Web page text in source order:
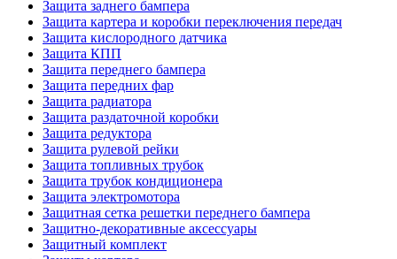
Защита заднего бампера
Защита картера и коробки переключения передач
Защита кислородного датчика
Защита КПП
Защита переднего бампера
Защита передних фар
Защита радиатора
Защита раздаточной коробки
Защита редуктора
Защита рулевой рейки
Защита топливных трубок
Защита трубок кондиционера
Защита электромотора
Защитная сетка решетки переднего бампера
Защитно-декоративные аксессуары
Защитный комплект